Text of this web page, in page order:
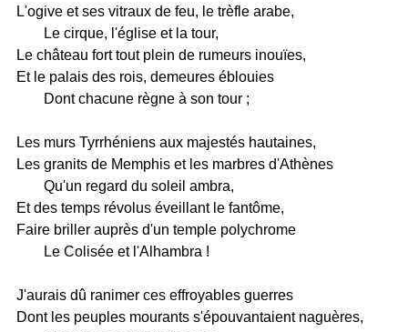
L'ogive et ses vitraux de feu, le trèfle arabe,
Le cirque, l'église et la tour,
Le château fort tout plein de rumeurs inouïes,
Et le palais des rois, demeures éblouies
Dont chacune règne à son tour ;
Les murs Tyrrhéniens aux majestés hautaines,
Les granits de Memphis et les marbres d'Athènes
Qu'un regard du soleil ambra,
Et des temps révolus éveillant le fantôme,
Faire briller auprès d'un temple polychrome
Le Colisée et l'Alhambra !
J'aurais dû ranimer ces effroyables guerres
Dont les peuples mourants s'épouvantaient naguères,